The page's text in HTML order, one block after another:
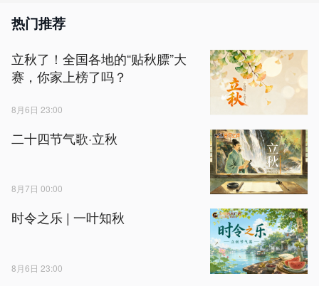
热门推荐
立秋了！全国各地的“贴秋膘”大
赛，你家上榜了吗？
8月6日 23:00
二十四节气歌·立秋
8月7日 00:00
时令之乐 | 一叶知秋
8月6日 23:00